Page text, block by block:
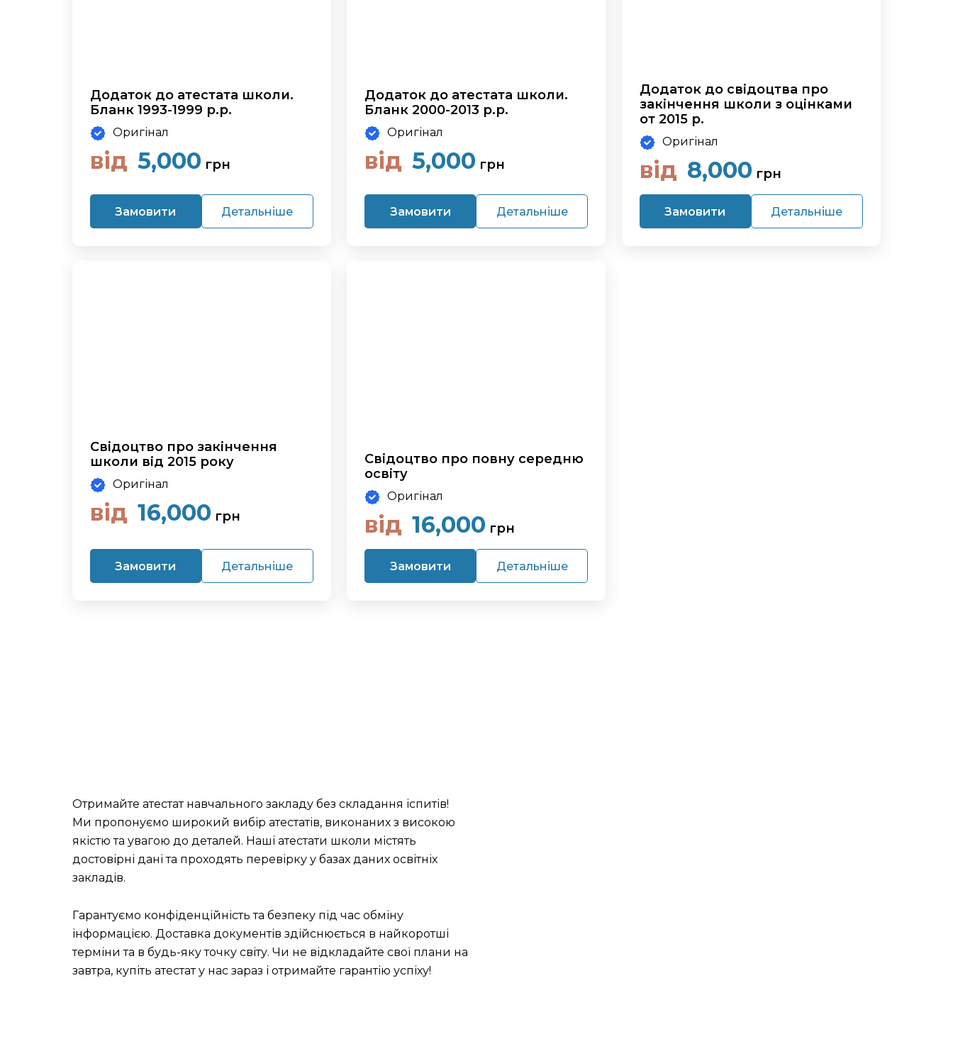
Додаток до атестата школи.
Бланк 1993-1999 р.р.
Оригінал
від 5,000 грн
Замовити Детальніше
Додаток до атестата школи.
Бланк 2000-2013 р.р.
Оригінал
від 5,000 грн
Замовити Детальніше
Додаток до свідоцтва про
закінчення школи з оцінками
от 2015 р.
Оригінал
від 8,000 грн
Замовити Детальніше
Свідоцтво про закінчення
школи від 2015 року
Оригінал
від 16,000 грн
Замовити Детальніше
Свідоцтво про повну середню
освіту
Оригінал
від 16,000 грн
Замовити Детальніше
Отримайте атестат навчального закладу без складання іспитів!
Ми пропонуємо широкий вибір атестатів, виконаних з високою
якістю та увагою до деталей. Наші атестати школи містять
достовірні дані та проходять перевірку у базах даних освітніх
закладів.
Гарантуємо конфіденційність та безпеку під час обміну
інформацією. Доставка документів здійснюється в найкоротші
терміни та в будь-яку точку світу. Чи не відкладайте свої плани на
завтра, купіть атестат у нас зараз і отримайте гарантію успіху!